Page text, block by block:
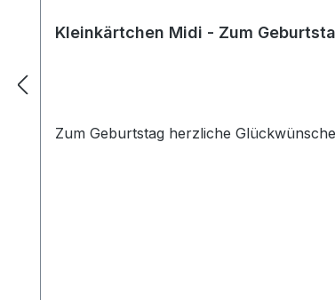
Kleinkärtchen Midi - Zum
Zum Geburtstag herzliche